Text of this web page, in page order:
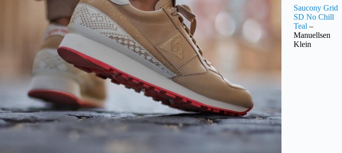
Saucony Grid
SD No Chill
Teal –
Manuellsen
Klein